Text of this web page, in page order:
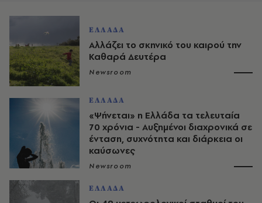
ΕΛΛΑΔΑ
Αλλάζει το σκηνικό του καιρού την
Καθαρά Δευτέρα
Newsroom
ΕΛΛΑΔΑ
«Ψήνεται» η Ελλάδα τα τελευταία
70 χρόνια - Αυξημένοι διαχρονικά σε
ένταση, συχνότητα και διάρκεια οι
καύσωνες
Newsroom
ΕΛΛΑΔΑ